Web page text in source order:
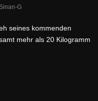
Sinan-G
seines kommenden
mehr als 20 Kilogramm